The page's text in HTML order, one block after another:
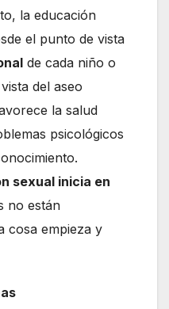
la educación
el punto de vista
de cada niño o
del aseo
la salud
psicológicos
sexual inicia en
no están
cosa empieza y